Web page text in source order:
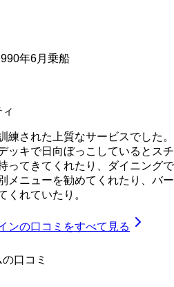
年6月乗船
練された上質なサービスでした。
ッキで日向ぼっこしているとスチ
ってきてくれたり、ダイニングで
メニューを勧めてくれたり、バー
くれていたり。
ンの口コミをすべて見る
口コミ